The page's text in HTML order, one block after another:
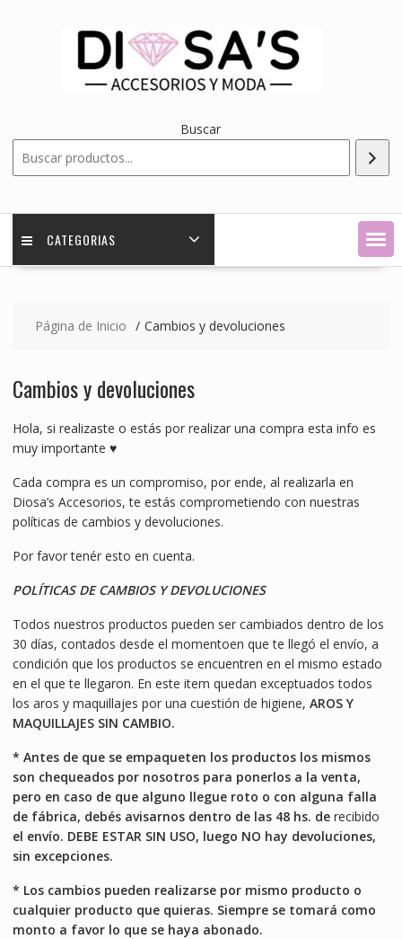
Buscar
CATEGORIAS
Página de Inicio Cambios y devoluciones
Cambios y devoluciones
Hola, si realizaste o estás por realizar una compra esta info es
muy importante ♥
Cada compra es un compromiso, por ende, al realizarla en
Diosa’s Accesorios, te estás comprometiendo con nuestras
políticas de cambios y devoluciones.
Por favor tenér esto en cuenta.
POLÍTICAS DE CAMBIOS Y DEVOLUCIONES
Todos nuestros productos pueden ser cambiados dentro de los
30 días, contados desde el momentoen que te llegó el envío, a
condición que los productos se encuentren en el mismo estado
en el que te llegaron. En este item quedan exceptuados todos
los aros y maquillajes por una cuestión de higiene, AROS Y
MAQUILLAJES SIN CAMBIO.
* Antes de que se empaqueten los productos los mismos
son chequeados por nosotros para ponerlos a la venta,
pero en caso de que alguno llegue roto o con alguna falla
de fábrica, debés avisarnos dentro de las 48 hs. derecibido
el envío. DEBE ESTAR SIN USO, luego NO hay devoluciones,
sin excepciones.
* Los cambios pueden realizarse por mismo producto o
cualquier producto que quieras. Siempre se tomará como
monto a favor lo que se haya abonado.